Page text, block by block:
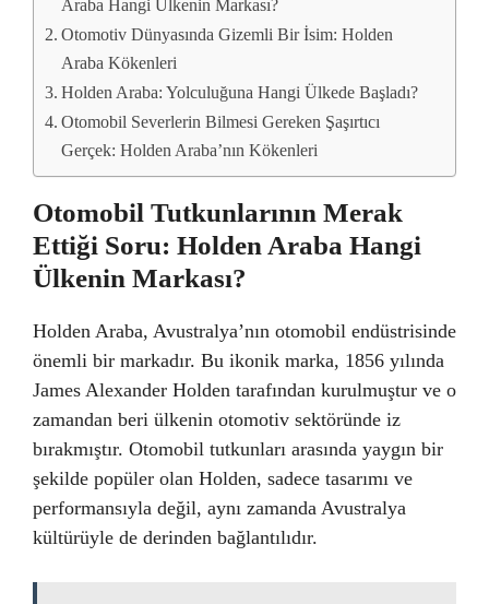
Araba Hangi Ülkenin Markası?
Otomotiv Dünyasında Gizemli Bir İsim: Holden
Araba Kökenleri
Holden Araba: Yolculuğuna Hangi Ülkede Başladı?
Otomobil Severlerin Bilmesi Gereken Şaşırtıcı
Gerçek: Holden Araba’nın Kökenleri
Otomobil Tutkunlarının Merak
Ettiği Soru: Holden Araba Hangi
Ülkenin Markası?
Holden Araba, Avustralya’nın otomobil endüstrisinde
önemli bir markadır. Bu ikonik marka, 1856 yılında
James Alexander Holden tarafından kurulmuştur ve o
zamandan beri ülkenin otomotiv sektöründe iz
bırakmıştır. Otomobil tutkunları arasında yaygın bir
şekilde popüler olan Holden, sadece tasarımı ve
performansıyla değil, aynı zamanda Avustralya
kültürüyle de derinden bağlantılıdır.